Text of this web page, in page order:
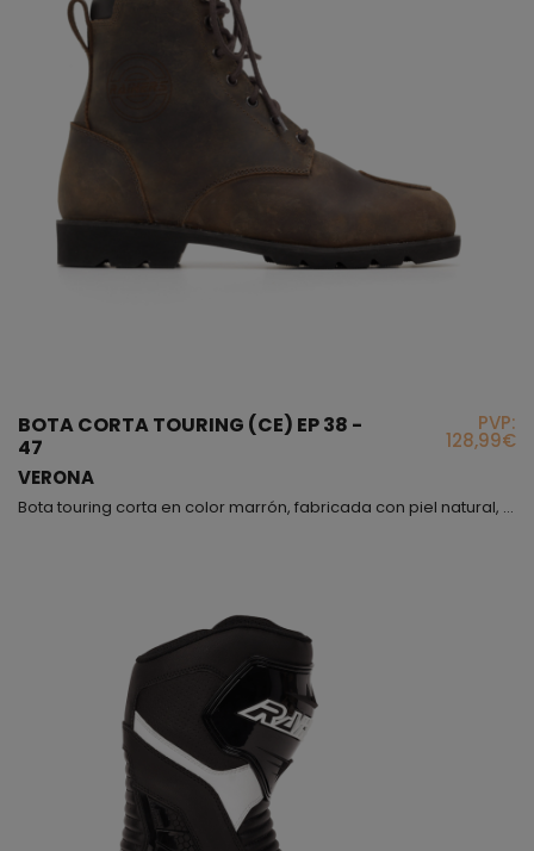
BOTA CORTA TOURING (CE) EP 38 -
47
VERONA
PVP:
128,99€
Bota touring corta en color marrón, fabricada con piel natural, incorpora protector de tobillos, el forro interior es muy resistente; exteriormente encontraréis un refuerzo de piel en la zona del cambio de marchas, la sujeción es mediante cordoneras, si te fijas, lleva un collarín de microfibra para que el movimiento sea agradable a tu piel, también en la parte trasera hemos puesto un tirador para facilitarte la puesta. Sinceramente, el modelo Verona es un botín muy f�...